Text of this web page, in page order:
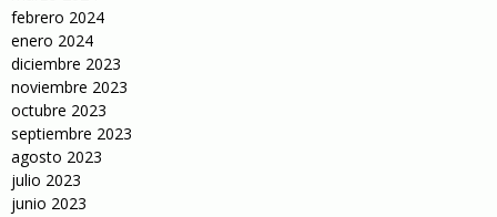
febrero 2024
enero 2024
diciembre 2023
noviembre 2023
octubre 2023
septiembre 2023
agosto 2023
julio 2023
junio 2023